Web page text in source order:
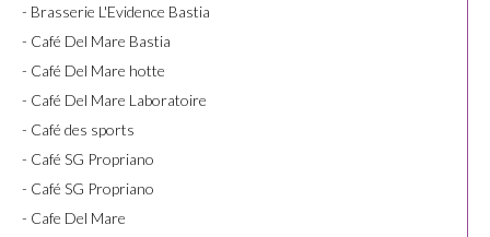
- Brasserie L'Evidence Bastia
- Café Del Mare Bastia
- Café Del Mare hotte
- Café Del Mare Laboratoire
- Café des sports
- Café SG Propriano
- Café SG Propriano
- Cafe Del Mare